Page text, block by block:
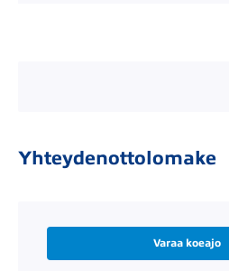
Yhteydenottolomake
Varaa koeajo